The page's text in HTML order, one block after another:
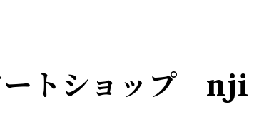
ートショップ nji